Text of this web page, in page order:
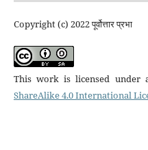
Copyright (c) 2022 पूर्वोत्तार प्रभा
This work is licensed under
ShareAlike 4.0 International